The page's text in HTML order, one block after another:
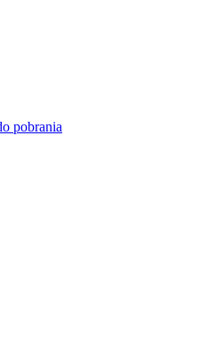
pobrania